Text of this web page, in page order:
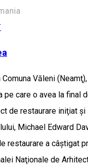
Comuna Văleni
pe care o avea la final
de restaurare iniţiat
Michael Edward
restaurare a câştigat
Naţionale de